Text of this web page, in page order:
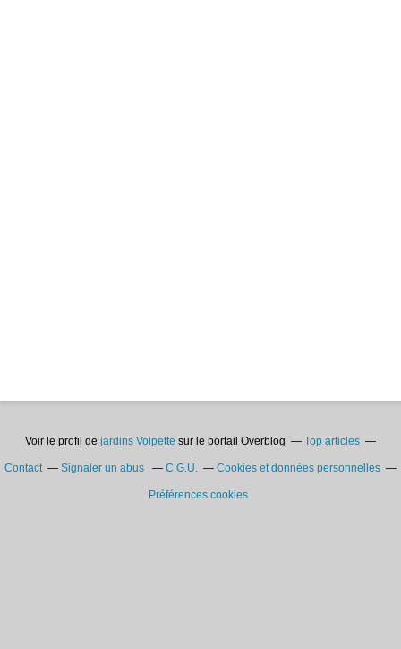
Voir le profil de jardins Volpette sur le portail Overblog Top articles
Contact Signaler un abus C.G.U. Cookies et données personnelles
Préférences cookies